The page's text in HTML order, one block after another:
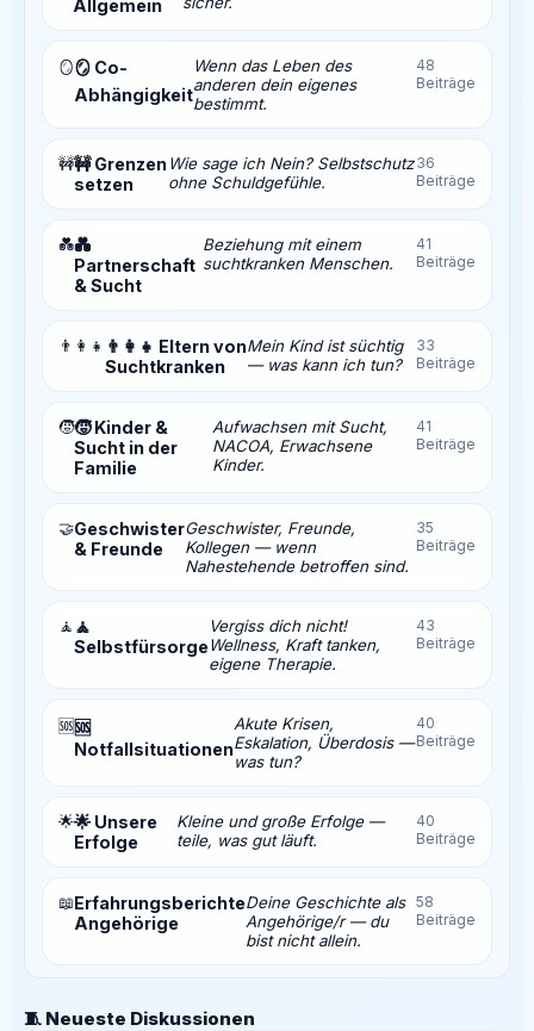
Allgemein
🪞🪞 Co-
Abhängigkeit
Wenn das Leben des
anderen dein eigenes
bestimmt.
48
Beiträge
🚧🚧 Grenzen
setzen
Wie sage ich Nein? Selbstschutz
ohne Schuldgefühle.
36
Beiträge
💑💑
Partnerschaft
& Sucht
Beziehung mit einem
suchtkranken Menschen.
41
Beiträge
👨‍👩‍👧 👨‍👩‍👧 Eltern von
Suchtkranken
Mein Kind ist süchtig
— was kann ich tun?
33
Beiträge
🧒🧒 Kinder &
Sucht in der
Familie
Aufwachsen mit Sucht,
NACOA, Erwachsene
Kinder.
41
Beiträge
🤝Geschwister
& Freunde
Geschwister, Freunde,
Kollegen — wenn
Nahestehende betroffen sind.
35
Beiträge
🧘 🧘
Selbstfürsorge
Vergiss dich nicht!
Wellness, Kraft tanken,
eigene Therapie.
43
Beiträge
🆘🆘
Notfallsituationen
Akute Krisen,
Eskalation, Überdosis —
was tun?
40
Beiträge
🌟🌟 Unsere
Erfolge
Kleine und große Erfolge —
teile, was gut läuft.
40
Beiträge
📖Erfahrungsberichte
Angehörige
Deine Geschichte als
Angehörige/r — du
bist nicht allein.
58
Beiträge
🧵 Neueste Diskussionen